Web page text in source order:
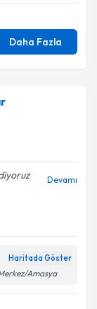
Daha Fazla
Devamı
Haritada Göster
Amasya